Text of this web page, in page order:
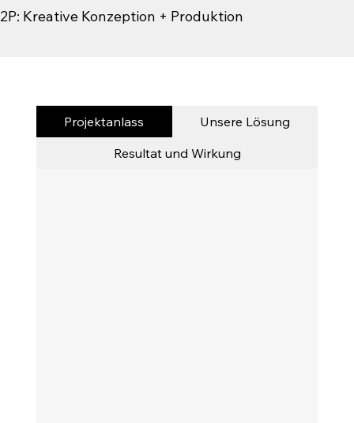
2P: Kreative Konzeption + Produktion
Projektanlass
Unsere Lösung
Resultat und Wirkung